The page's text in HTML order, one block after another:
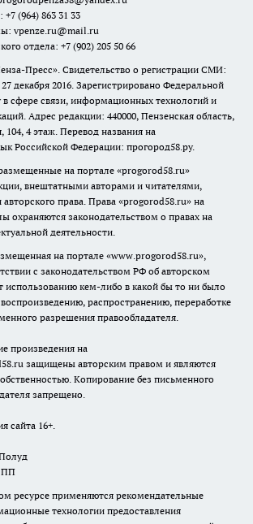
(964) 863 31 33
vpenze.ru@mail.ru
отдела: +7 (902) 205 50 66
Пресс». Свидетельство о регистрации СМИ:
декабря 2016. Зарегистрировано Федеральной
сфере связи, информационных технологий и
Адрес редакции: 440000, Пензенская область,
104, 4 этаж. Перевод названия на
Российской Федерации: прогород58.ру.
на портале «progorod58.ru»
внештатными авторами и читателями,
права. Права «progorod58.ru» на
охраняются законодательством о правах на
деятельности.
на портале «www.progorod58.ru»,
с законодательством РФ об авторском
использованию кем-либо в какой бы то ни было
распространению, переработке
разрешения правообладателя.
произведения на
защищены авторским правом и являются
Копирование без письменного
запрещено.
сайта 16+.
ПП
ресурсе применяются рекомендательные
технологии предоставления